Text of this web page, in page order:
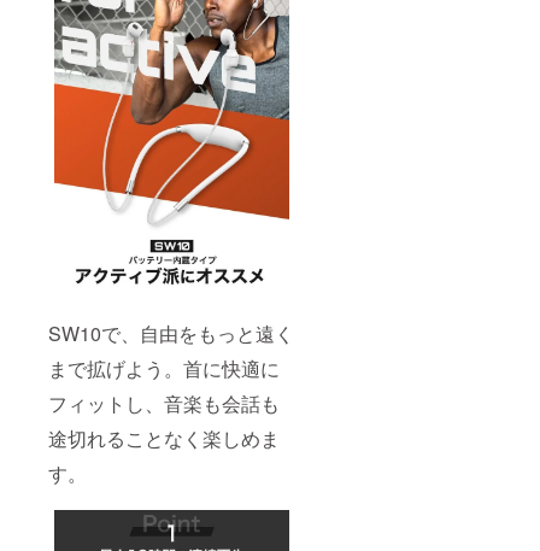
SW10で、自由をもっと遠く
まで拡げよう。首に快適に
フィットし、音楽も会話も
途切れることなく楽しめま
す。